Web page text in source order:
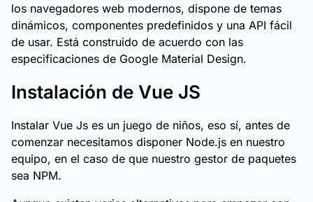
los navegadores web modernos, dispone de temas
dinámicos, componentes predefinidos y una API fácil
de usar. Está construido de acuerdo con las
especificaciones de Google Material Design.
Instalación de Vue JS
Instalar Vue Js es un juego de niños, eso sí, antes de
comenzar necesitamos disponer Node.js en nuestro
equipo, en el caso de que nuestro gestor de paquetes
sea NPM.